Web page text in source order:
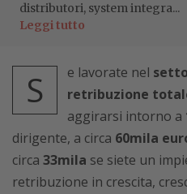
distributori, system integra...
Leggi tutto
S e lavorate nel
retribuzione
aggirarsi intorno a
dirigente, a circa 60mila
circa 33mila se siete un
retribuzione in crescita,